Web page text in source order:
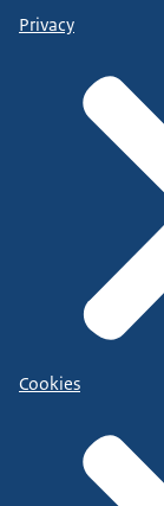
Privacy
Cookies